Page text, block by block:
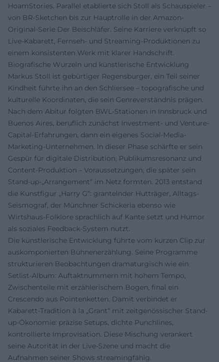
HoamStories. Parallel etablierte sich Stoll als Schauspieler –
von BR-Sketchen bis zur Hauptrolle in der Amazon-
Original-Serie Der Beischläfer. Seine Karriere verknüpft so
Live-Kabarett, Fernseh- und Streaming-Produktionen zu
einem konsistenten Werk mit klarer Handschrift.
Biografische Wurzeln und künstlerische Entwicklung
Markus Stoll ist gebürtiger Regensburger, ein Teil seiner
Kindheit führte ihn an den Schliersee – topografische und
kulturelle Koordinaten, die sein Genreverständnis prägen.
Nach dem Abitur folgten BWL-Stationen in Innsbruck und
Buenos Aires, beruflich zunächst Investment- und Venture-
Capital-Erfahrungen, dann ein eigenes Social-Media-
Marketing-Unternehmen. In dieser Phase schärfte er sein
Gespür für digitale Distribution, Publikumsresonanz und
Content-Produktion – Voraussetzungen, die später sein
Stand-up-„Arrangement“ im Netz formten. 2013 entstand
die Kunstfigur „Harry G“: grantelnder Hutträger, Alltags-
Seismograf, der Münchner Schickeria ebenso wie
Wirtshaus-Folklore sprachlich auf Kante setzt und Humor
als soziales Feedback-System nutzt.
Die künstlerische Entwicklung führte vom kurzen Clip zur
auskomponierten Bühnenerzählung. Seine Programme
strukturieren Beobachtungen dramaturgisch wie ein
Setlist-Album: Auftaktnummern mit hohem Tempo,
Zwischenteile mit erzählerischem Bogen, final ein
Crescendo aus Pointenketten. Damit verbindet er
Kabarett-Tradition à la „Grant“ mit zeitgenössischer Stand-
up-Ökonomie: präzise Setups, dichte Punchlines,
kontrollierte Improvisation. Diese Mischung verankert
seine Autorität in der Live-Szene und macht die
Aufnahmen seiner Shows streamingfähig.